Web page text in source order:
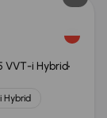
VVT-i Hybrid
Hybrid